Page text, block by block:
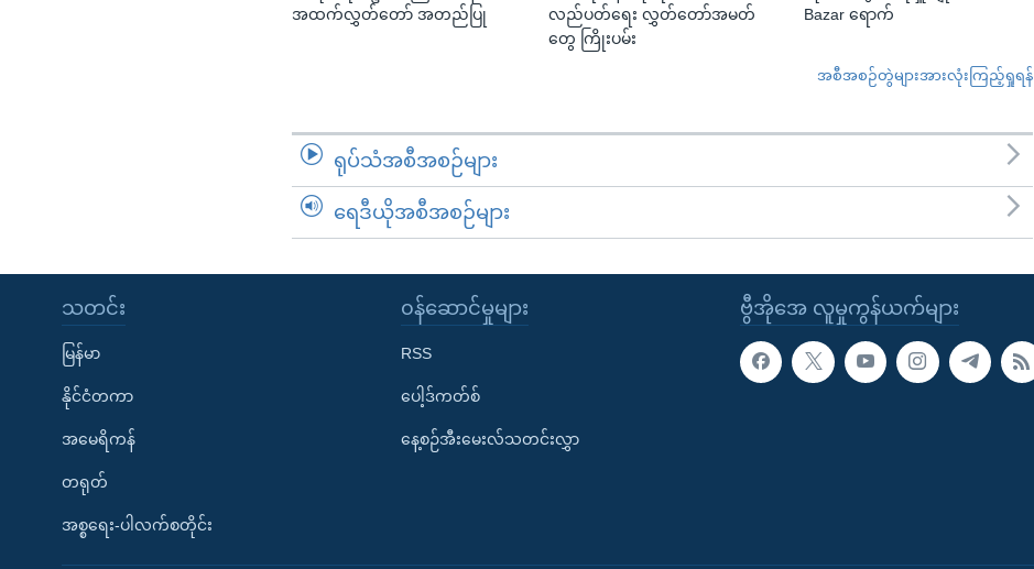
အထက်လွှတ်တော် အတည်ပြု
လည်ပတ်ရေး လွှတ်တော်အမတ်
တွေ ကြိုးပမ်း
Bazar ရောက်
အစီအစဉ်တွဲများအားလုံးကြည့်ရှုရန်
ရုပ်သံအစီအစဉ်များ
ရေဒီယိုအစီအစဉ်များ
ဗွီအိုအေ လူမှုကွန်ယက်များ
သတင်း
မြန်မာ
နိုင်ငံတကာ
အမေရိကန်
တရုတ်
အစ္စရေး-ပါလက်စတိုင်း
၀န်ဆောင်မှုများ
RSS
ပေါ့ဒ်ကတ်စ်
နေ့စဉ်အီးမေးလ်သတင်းလွှာ